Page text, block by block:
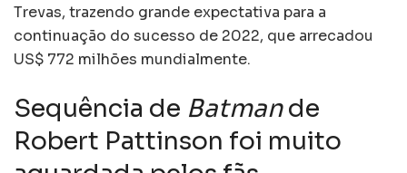
Trevas, trazendo grande expectativa para a
continuação do sucesso de 2022, que arrecadou
US$ 772 milhões mundialmente.
Sequência de Batmande
Robert Pattinson foi muito